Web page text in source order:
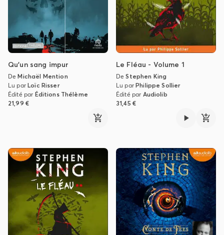
Qu'un sang impur
DeMichaël Mention
Lu parLoïc Risser
Édité par Éditions Thélème
21,99 €
Le Fléau - Volume 1
DeStephen King
Lu parPhilippe Sollier
Édité par Audiolib
31,45 €